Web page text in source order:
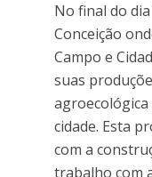
No final do
Conceição
Campo e
suas
agroecológica
cidade. Esta
com a
trabalho com